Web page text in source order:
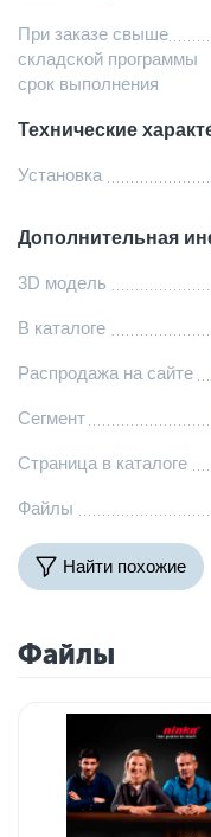
При заказе свыше
складской программы
срок выполнения
Технические
Установка
Дополнительная
3D модель
В каталоге
Распродажа на сайте
Сегмент
Страница в каталоге
Файлы
Найти похожие
Файлы